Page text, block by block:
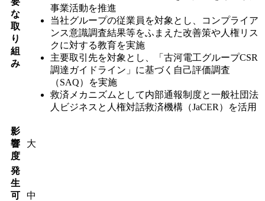
な
取
り
組
み
事業活動を推進
当社グループの従業員を対象とし、コンプライア
ンス意識調査結果等をふまえた改善策や人権リス
クに対する教育を実施
主要取引先を対象とし、「古河電工グループCSR
調達ガイドライン」に基づく自己評価調査
（SAQ）を実施
救済メカニズムとして内部通報制度と一般社団法
人ビジネスと人権対話救済機構（JaCER）を活用
影
響
度
大
発
生
可
中